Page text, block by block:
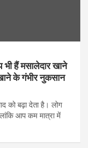
हैं मसालेदार खाने
के गंभीर नुकसान
को बढ़ा देता है। लोग
आप कम मात्रा में